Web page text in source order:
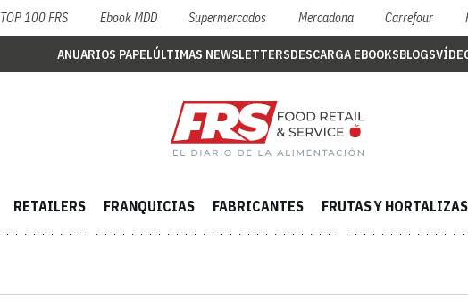
TOP 100 FRS Ebook MDD Supermercados Mercadona Carrefour
ANUARIOS PAPELÚLTIMAS NEWSLETTERSDESCARGA EBOOKSBLOGS
RETAILERS FRANQUICIAS FABRICANTES FRUTAS Y HORTALIZAS